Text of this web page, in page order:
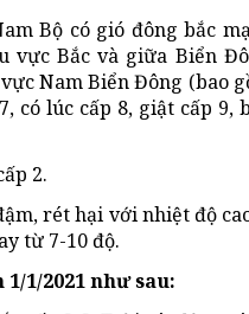
Bộ có gió đông bắc
vực Bắc và giữa Biển
Nam Biển Đông (bao
có lúc cấp 8, giật cấp 9,
2.
rét hại với nhiệt độ
từ 7-10 độ.
1/2021 như sau: